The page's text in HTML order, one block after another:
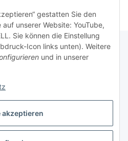
gestatten Sie den
unserer Website: YouTube,
Sie können die Einstellung
Icon links unten). Weitere
und in unserer
akzeptieren